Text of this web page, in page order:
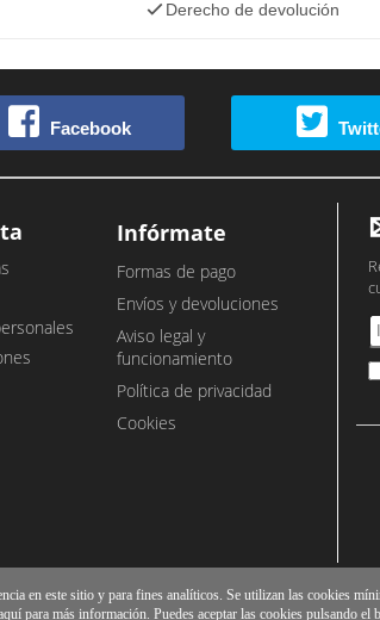
Derecho de devolución
Facebook
Infórmate
Formas de pago
Envíos y devoluciones
Aviso legal y
funcionamiento
Política de privacidad
Cookies
en este sitio y para fines analíticos. Se utilizan las cookies
para más información. Puedes aceptar las cookies pulsando el